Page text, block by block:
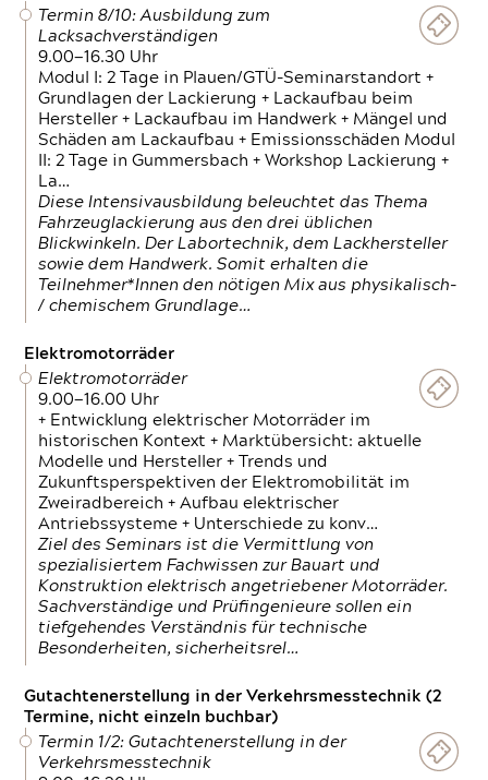
Termin 8/10: Ausbildung zum
Lacksachverständigen
9.00—16.30 Uhr
Modul I: 2 Tage in Plauen/GTÜ-Seminarstandort +
Grundlagen der Lackierung + Lackaufbau beim
Hersteller + Lackaufbau im Handwerk + Mängel und
Schäden am Lackaufbau + Emissionsschäden Modul
II: 2 Tage in Gummersbach + Workshop Lackierung +
La…
Diese Intensivausbildung beleuchtet das Thema
Fahrzeuglackierung aus den drei üblichen
Blickwinkeln. Der Labortechnik, dem Lackhersteller
sowie dem Handwerk. Somit erhalten die
Teilnehmer*Innen den nötigen Mix aus physikalisch-
/ chemischem Grundlage…
Elektromotorräder
Elektromotorräder
9.00—16.00 Uhr
+ Entwicklung elektrischer Motorräder im
historischen Kontext + Marktübersicht: aktuelle
Modelle und Hersteller + Trends und
Zukunftsperspektiven der Elektromobilität im
Zweiradbereich + Aufbau elektrischer
Antriebssysteme + Unterschiede zu konv…
Ziel des Seminars ist die Vermittlung von
spezialisiertem Fachwissen zur Bauart und
Konstruktion elektrisch angetriebener Motorräder.
Sachverständige und Prüfingenieure sollen ein
tiefgehendes Verständnis für technische
Besonderheiten, sicherheitsrel…
Gutachtenerstellung in der Verkehrsmesstechnik (2
Termine, nicht einzeln buchbar)
Termin 1/2: Gutachtenerstellung in der
Verkehrsmesstechnik